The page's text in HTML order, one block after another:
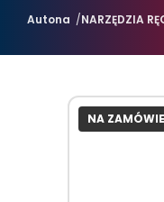
Autona NARZĘDZIA
NA